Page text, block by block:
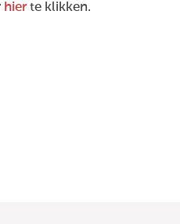
hier te klikken.